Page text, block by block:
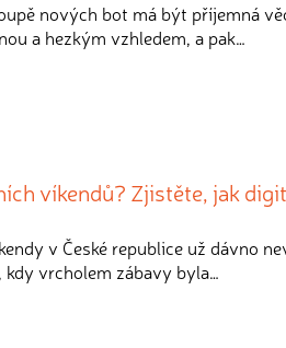
nových bot má být příjemná
a hezkým vzhledem, a pak…
víkendů? Zjistěte, jak
v České republice už dávno
kdy vrcholem zábavy byla…